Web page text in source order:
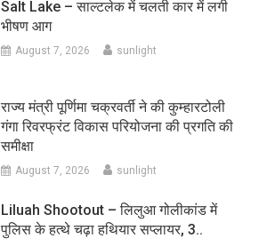
Salt Lake – साल्टलेक में चलती कार में लगी
भीषण आग
August 7, 2026 sunlight
राज्य मंत्री पूर्णिमा चक्रवर्ती ने की कुम्हारटोली
गंगा रिवरफ्रंट विकास परियोजना की प्रगति की
समीक्षा
August 7, 2026 sunlight
Liluah Shootout – लिलुआ गोलीकांड में
पुलिस के हत्थे चढ़ा हथियार सप्लायर, 3..